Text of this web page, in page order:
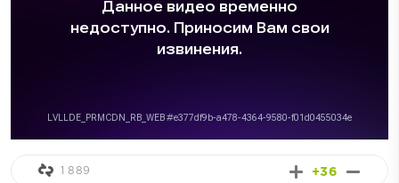
+36
1 889